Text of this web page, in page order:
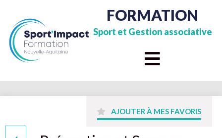
FORMATION
Sport et Gestion associative
AJOUTER À MES FAVORIS